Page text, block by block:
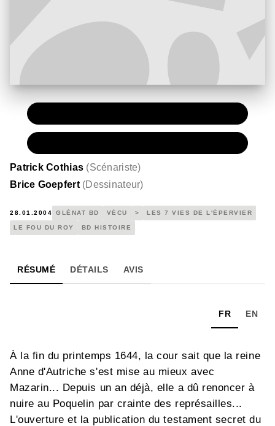
Patrick Cothias (Scénariste)
Brice Goepfert (Dessinateur)
28.01.2004 GLÉNAT BD VÉCU > LES 7 VIES DE L'ÉPERVIER
LE FOU DU ROY BD HISTOIRE
RÉSUMÉ DÉTAILS AVIS
FR EN
À la fin du printemps 1644, la cour sait que la reine
Anne d'Autriche s'est mise au mieux avec
Mazarin... Depuis un an déjà, elle a dû renoncer à
nuire au Poquelin par crainte des représailles...
L'ouverture et la publication du testament secret du